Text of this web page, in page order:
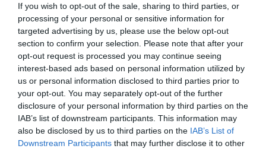
If you wish to opt-out of the sale, sharing to third parties, or
processing of your personal or sensitive information for
targeted advertising by us, please use the below opt-out
section to confirm your selection. Please note that after your
opt-out request is processed you may continue seeing
interest-based ads based on personal information utilized by
us or personal information disclosed to third parties prior to
your opt-out. You may separately opt-out of the further
disclosure of your personal information by third parties on the
IAB’s list of downstream participants. This information may
also be disclosed by us to third parties on the IAB’s List of
Downstream Participants that may further disclose it to other
mennyire tudunk megállni és kritikusan átgondolni,
amit látunk, vagy mennyire tudjuk észben tartani,
hogy korábban mit akartunk megtenni. Ezek a
vizsgálatok ugyanakkor kisméretűek, ezért az
eredményeiket óvatosan kell kezelni.
Fontos különbség van azok között a kutatások
között, amelyek csak együttjárást mutatnak, és
azok között, amelyek valódi ok-okozati kapcsolatot
vizsgálnak. Sok vizsgálat csak azt látja, hogyakik